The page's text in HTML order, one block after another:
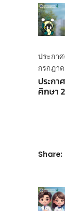
ประกา
กรกฎา
ประกา
ศึกษา
Share: